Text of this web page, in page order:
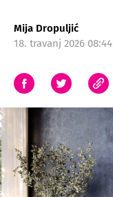
Mija Dropuljić
18. travanj 2026 08:44